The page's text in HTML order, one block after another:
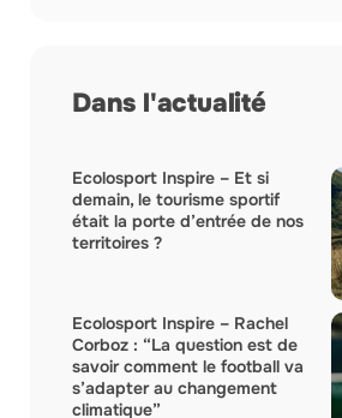
Dans l'actualité
Ecolosport Inspire – Et si
demain, le tourisme sportif
était la porte d’entrée de nos
territoires ?
Ecolosport Inspire – Rachel
Corboz : “La question est de
savoir comment le football va
s’adapter au changement
climatique”